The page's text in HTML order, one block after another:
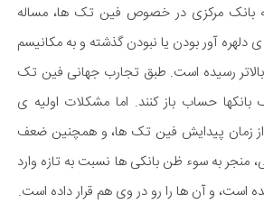
بانک مرکزی در خصوص فین تک ها، مساله
دلهره آور بودن یا نبودن گذشته و به مکانیسم
رسیده است. طبق تجارب جهانی فین تک
حساب باز کنند. اما مشکلات اولیه ی
زمان پیدایش فین تک ها، و همچنین ضعف
منجر به سوء ظن بانکی ها نسبت به تازه وارد
است، و آن ها را رو در وی هم قرار داده است.